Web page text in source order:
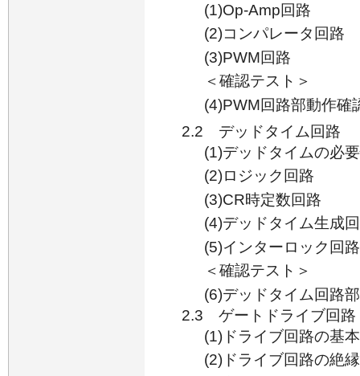
(1)Op-Amp回路
(2)コンパレータ回路
(3)PWM回路
＜確認テスト＞
(4)PWM回路部動作確
2.2 デッドタイム回路
(1)デッドタイムの必
(2)ロジック回路
(3)CR時定数回路
(4)デッドタイム生成
(5)インターロック回路
＜確認テスト＞
(6)デッドタイム回路
2.3 ゲートドライブ回路
(1)ドライブ回路の基
(2)ドライブ回路の絶縁